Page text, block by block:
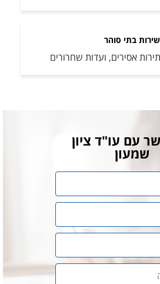
שירות בתי סוהר
אסירים, ועדות שחרורים
עם עו"ד ציון
שמעון